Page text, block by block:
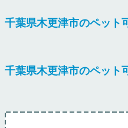
千葉県木更津市のペット
千葉県木更津市のペット